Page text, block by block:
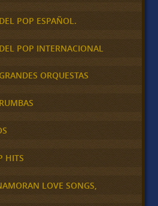
POP ESPAÑOL.
POP INTERNACIONAL
ORQUESTAS
HITS
LOVE SONGS,